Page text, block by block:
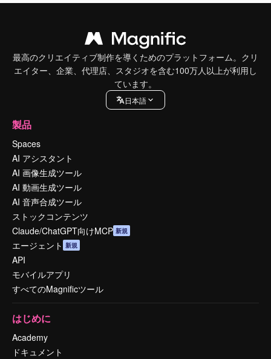
最高のクリエイティブ制作を導くためのプラットフォーム。クリ
エイター、企業、代理店、スタジオを含む100万人以上が利用し
ています。
日本語
製品
Spaces
AI アシスタント
AI 画像生成ツール
AI 動画生成ツール
AI 音声合成ツール
ストックコンテンツ
Claude/ChatGPT向けMCP 新規
エージェント 新規
API
モバイルアプリ
すべてのMagnificツール
はじめに
Academy
ドキュメント